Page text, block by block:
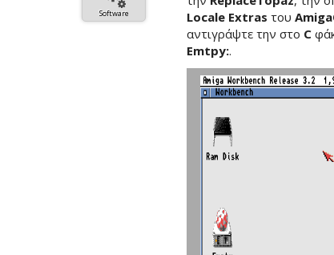
Software
Locale Extras του
αντιγράψτε την στο C
Emtpy:.